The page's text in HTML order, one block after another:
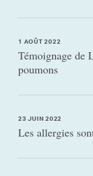
1 AOÛT 2022
Témoignage de
poumons
23 JUIN 2022
Les allergies